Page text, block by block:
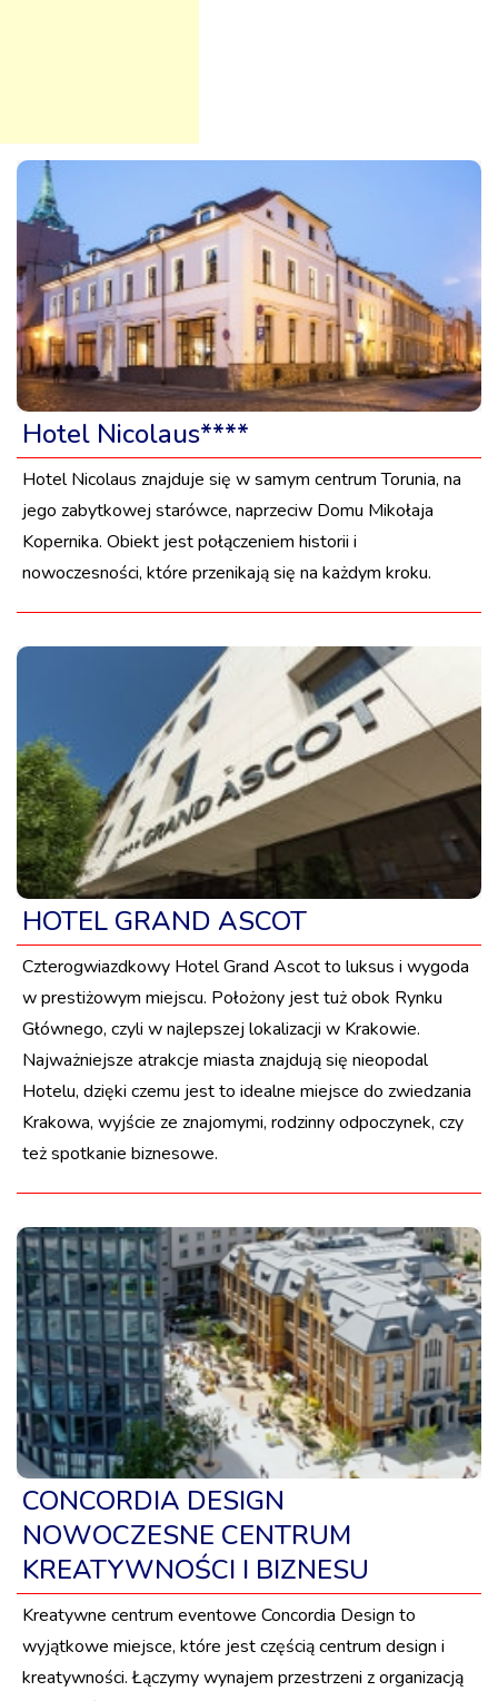
Hotel Nicolaus****
Hotel Nicolaus znajduje się w samym centrum Torunia, na
jego zabytkowej starówce, naprzeciw Domu Mikołaja
Kopernika. Obiekt jest połączeniem historii i
nowoczesności, które przenikają się na każdym kroku.
HOTEL GRAND ASCOT
Czterogwiazdkowy Hotel Grand Ascot to luksus i wygoda
w prestiżowym miejscu. Położony jest tuż obok Rynku
Głównego, czyli w najlepszej lokalizacji w Krakowie.
Najważniejsze atrakcje miasta znajdują się nieopodal
Hotelu, dzięki czemu jest to idealne miejsce do zwiedzania
Krakowa, wyjście ze znajomymi, rodzinny odpoczynek, czy
też spotkanie biznesowe.
CONCORDIA DESIGN
NOWOCZESNE CENTRUM
KREATYWNOŚCI I BIZNESU
Kreatywne centrum eventowe Concordia Design to
wyjątkowe miejsce, które jest częścią centrum design i
kreatywności. Łączymy wynajem przestrzeni z organizacją